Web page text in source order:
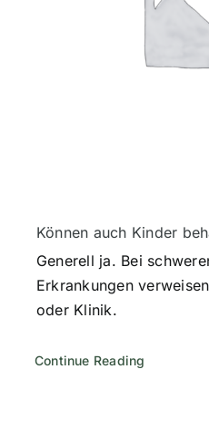
Können auch Kinder
Generell ja. Bei
Erkrankungen
oder Klinik.
Continue Reading